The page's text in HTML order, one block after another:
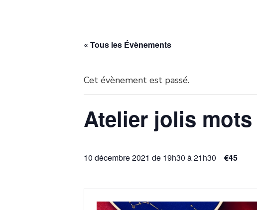
« Tous les Évènements
Cet évènement est passé.
Atelier jolis
10 décembre 2021 de 19h30 à21h30 €45